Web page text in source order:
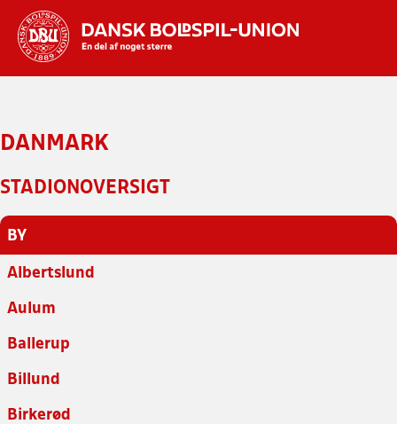
DANMARK
STADIONOVERSIGT
BY
Albertslund
Aulum
Ballerup
Billund
Birkerød